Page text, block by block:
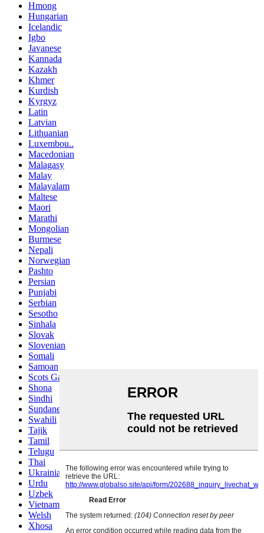
Hmong
Hungarian
Icelandic
Igbo
Javanese
Kannada
Kazakh
Khmer
Kurdish
Kyrgyz
Latin
Latvian
Lithuanian
Luxembou..
Macedonian
Malagasy
Malay
Malayalam
Maltese
Maori
Marathi
Mongolian
Burmese
Nepali
Norwegian
Pashto
Persian
Punjabi
Serbian
Sesotho
Sinhala
Slovak
Slovenian
Somali
Samoan
Scots Gaelic
Shona
Sindhi
Sundanese
Swahili
Tajik
Tamil
Telugu
Thai
Ukrainian
Urdu
Uzbek
Vietnamese
Welsh
Xhosa